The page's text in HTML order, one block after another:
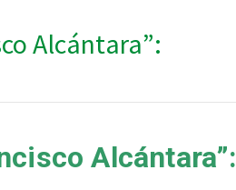
Alcántara”:
Alcántara”: